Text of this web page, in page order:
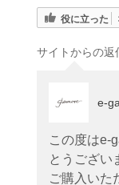
役に立った
サイトからの返
e-
この度はe-
とうござい
ご購入いた